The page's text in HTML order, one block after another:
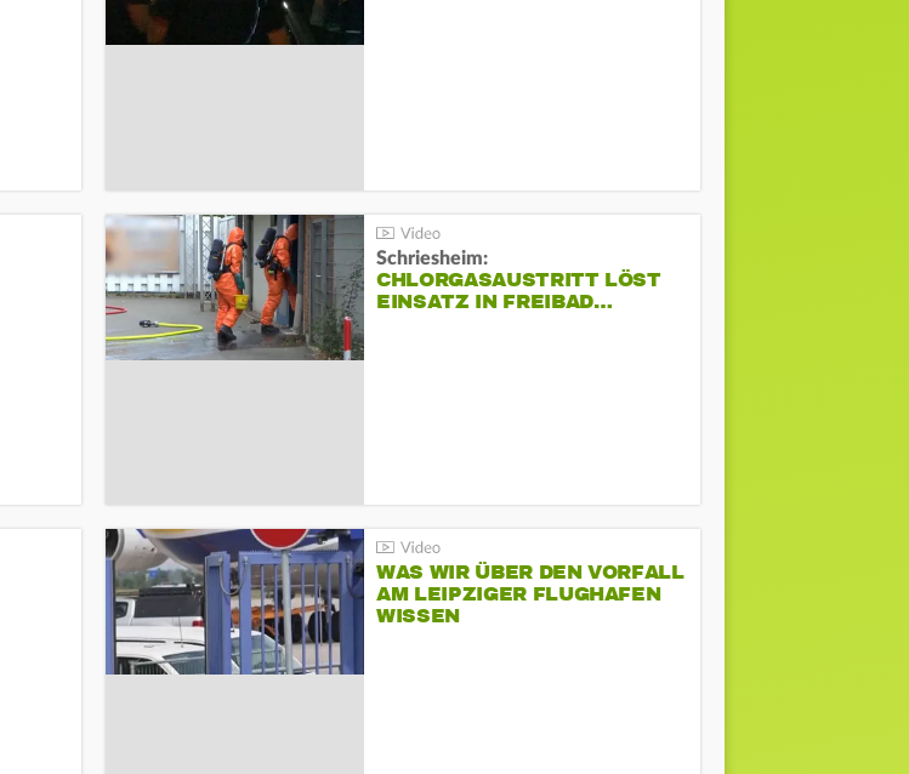
Schriesheim:
CHLORGASAUSTRITT LÖST
EINSATZ IN FREIBAD…
WAS WIR ÜBER DEN VORFALL
AM LEIPZIGER FLUGHAFEN
WISSEN